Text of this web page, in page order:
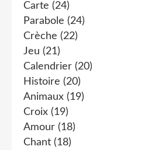
Carte (24)
Parabole (24)
Crèche (22)
Jeu (21)
Calendrier (20)
Histoire (20)
Animaux (19)
Croix (19)
Amour (18)
Chant (18)